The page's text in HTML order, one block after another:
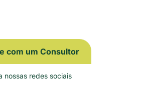
com um Consultor
nossas redes sociais